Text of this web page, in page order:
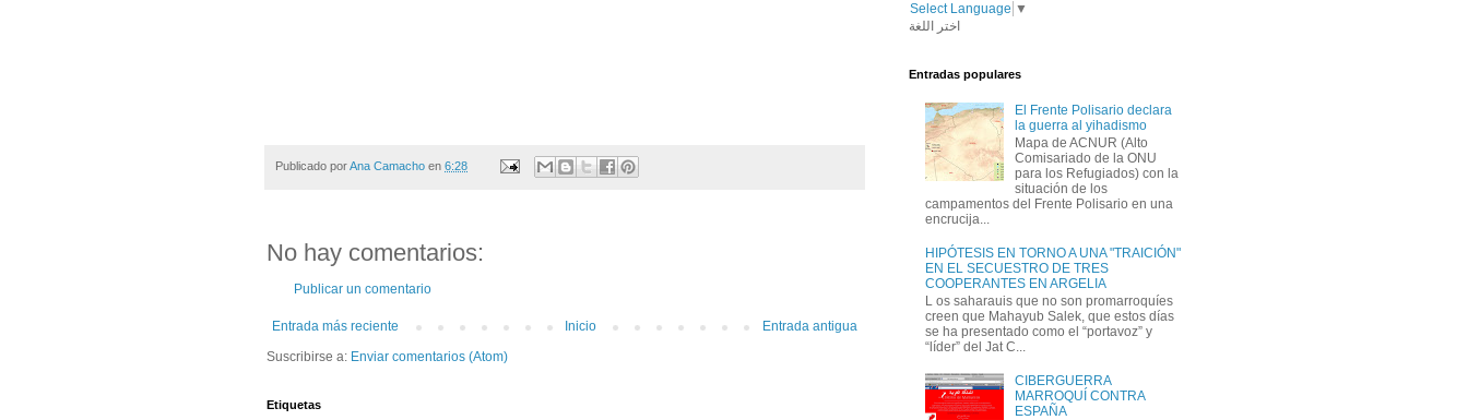
Publicado porAna Camacho en 6:28
No hay comentarios:
Publicar un comentario
Entrada más reciente Entrada antigua
Inicio
Suscribirse a: Enviar comentarios (Atom)
Etiquetas
Select Language ▼
اختر اللغة
Entradas populares
El Frente Polisario declara
la guerra al yihadismo
Mapa de ACNUR (Alto
Comisariado de la ONU
para los Refugiados) con la
situación de los
campamentos del Frente Polisario en una
encrucija...
HIPÓTESIS EN TORNO A UNA "TRAICIÓN"
EN EL SECUESTRO DE TRES
COOPERANTES EN ARGELIA
L os saharauis que no son promarroquíes
creen que Mahayub Salek, que estos días
se ha presentado como el “portavoz” y
“líder” del Jat C...
CIBERGUERRA
MARROQUÍ CONTRA
ESPAÑA